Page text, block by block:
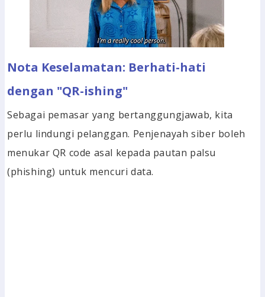
Nota Keselamatan: Berhati-hati
dengan "QR-ishing"
Sebagai pemasar yang bertanggungjawab, kita
perlu lindungi pelanggan. Penjenayah siber boleh
menukar QR code asal kepada pautan palsu
(phishing) untuk mencuri data.